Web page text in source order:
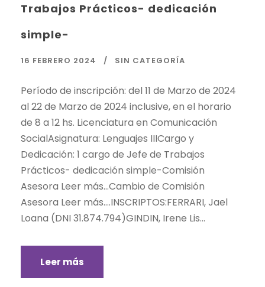
Trabajos Prácticos- dedicación
simple-
16 FEBRERO 2024 SIN CATEGORÍA
Período de inscripción: del 11 de Marzo de 2024
al 22 de Marzo de 2024 inclusive, en el horario
de 8 a 12 hs. Licenciatura en Comunicación
SocialAsignatura: Lenguajes IIICargo y
Dedicación: 1 cargo de Jefe de Trabajos
Prácticos- dedicación simple-Comisión
Asesora Leer más…Cambio de Comisión
Asesora Leer más….INSCRIPTOS:FERRARI, Jael
Loana (DNI 31.874.794)GINDIN, Irene Lis...
Leer más